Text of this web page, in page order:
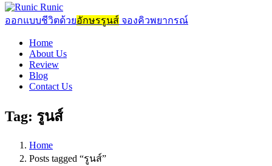
Runic
ออกแบบชีวิตด้วยอักษรรูนส์ จองคิวพยากรณ์
Home
About Us
Review
Blog
Contact Us
Tag: รูนส์
Home
Posts tagged “รูนส์”